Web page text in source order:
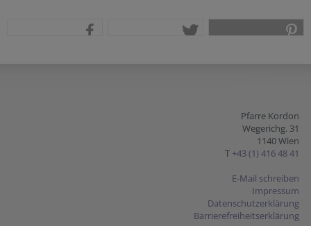
Pfarre Kordon
Wegerichg. 31
1140 Wien
T +43 (1) 416 48 41
E-Mail schreiben
Impressum
Datenschutzerklärung
Barrierefreiheitserklärung